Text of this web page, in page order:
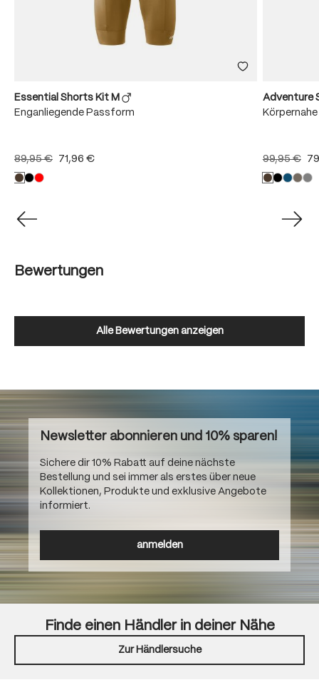
Essential Shorts Kit M
Enganliegende Passform
89,95 € 71,96 €
Adventure
99,95 €
Bewertungen
Alle Bewertungen anzeigen
Newsletter abonnieren und 10% sparen!
Sichere dir 10% Rabatt auf deine nächste
Bestellung und sei immer als erstes über neue
Kollektionen, Produkte und exklusive Angebote
informiert.
anmelden
Finde einen Händler in deiner Nähe
Zur Händlersuche